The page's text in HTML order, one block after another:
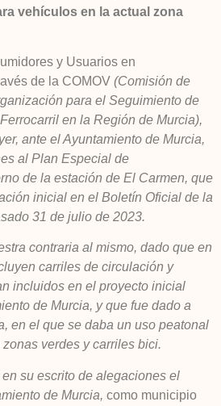
vehículos en la actual zona
y Usuarios en
de la COMOV (Comisión de
para el Seguimiento de
en la Región de Murcia),
ante el Ayuntamiento de Murcia,
al Plan Especial de
de la estación de El Carmen, que
inicial en el Boletín Oficial de la
31 de julio de 2023.
contraria al mismo, dado que en
carriles de circulación y
incluidos en el proyecto inicial
de Murcia, y que fue dado a
en el que se daba un uso peatonal
verdes y carriles bici.
su escrito de alegaciones el
de Murcia, como municipio